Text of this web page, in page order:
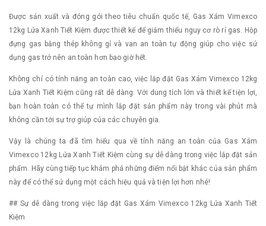
Được sản xuất và đóng gói theo tiêu chuẩn quốc tế, Gas Xám Vimexco
12kg Lửa Xanh Tiết Kiệm được thiết kế để giảm thiểu nguy cơ rò rỉ gas. Hộp
đựng gas bằng thép không gỉ và van an toàn tự động giúp cho việc sử
dụng gas trở nên an toàn hơn bao giờ hết.
Không chỉ có tính năng an toàn cao, việc lắp đặt Gas Xám Vimexco 12kg
Lửa Xanh Tiết Kiệm cũng rất dễ dàng. Với dung tích lớn và thiết kế tiện lợi,
bạn hoàn toàn có thể tự mình lắp đặt sản phẩm này trong vài phút mà
không cần tới sự trợ giúp của các chuyên gia.
Vậy là chúng ta đã tìm hiểu qua về tính năng an toàn của Gas Xám
Vimexco 12kg Lửa Xanh Tiết Kiệm cùng sự dễ dàng trong việc lắp đặt sản
phẩm. Hãy cùng tiếp tục khám phá những điểm nổi bật khác của sản phẩm
này để có thể sử dụng một cách hiệu quả và tiện lợi hơn nhé!
## Sự dễ dàng trong việc lắp đặt Gas Xám Vimexco 12kg Lửa Xanh Tiết
Kiệm